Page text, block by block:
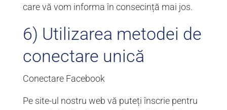
care vă vom informa în consecință mai jos.
6) Utilizarea metodei de
conectare unică
Conectare Facebook
Pe site-ul nostru web vă puteți înscrie pentru